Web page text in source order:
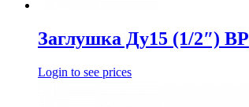
Заглушка Ду15 (1/2″) ВР
Login to see prices